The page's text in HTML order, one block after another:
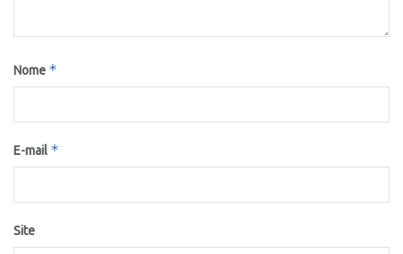
Nome *
E-mail *
Site